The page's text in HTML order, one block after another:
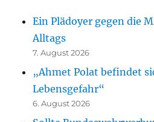
Ein Plädoyer gegen die
Alltags
7. August 2026
„Ahmet Polat befindet
Lebensgefahr“
6. August 2026